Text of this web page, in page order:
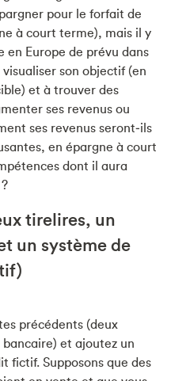
pour le forfait de
à court terme), mais il y
en Europe de prévu dans
son objectif (en
et à trouver des
ses revenus ou
ses revenus seront‑ils
en épargne à court
dont il aura
tirelires, un
un système de
précédents (deux
et ajoutez un
fictif. Supposons que des